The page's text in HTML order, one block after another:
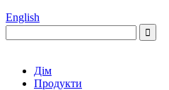
English
Дім
Продукти